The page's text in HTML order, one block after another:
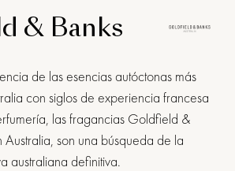
& Banks
de las esencias autóctonas más
con siglos de experiencia francesa
las fragancias Goldfield &
Australia, son una búsqueda de la
australiana definitiva.